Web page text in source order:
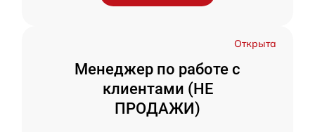
Открыта
Менеджер по работе с
клиентами (НЕ
ПРОДАЖИ)